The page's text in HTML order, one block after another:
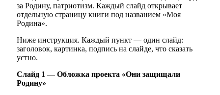
за Родину, патриотизм. Каждый слайд открывает
отдельную страницу книги под названием «Моя
Родина».
Ниже инструкция. Каждый пункт — один слайд:
заголовок, картинка, подпись на слайде, что сказать
устно.
Слайд 1 — Обложка проекта «Они защищали
Родину»